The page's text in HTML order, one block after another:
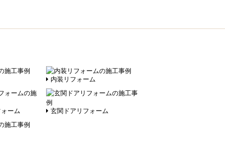
内装リフォーム
ーム 玄関ドアリフォーム